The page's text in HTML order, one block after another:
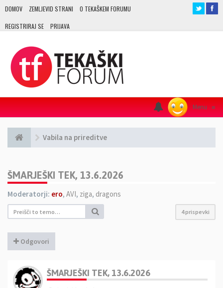
DOMOV ZEMLJEVID STRANI O TEKAŠKEM FORUMU
REGISTRIRAJ SE PRIJAVA
Menu ≡
Vabila na prireditve
ŠMARJEŠKI TEK, 13.6.2026
Moderatorji: ero, AVI, ziga, dragons
4 prispevki
Odgovori
ŠMARJEŠKI TEK, 13.6.2026